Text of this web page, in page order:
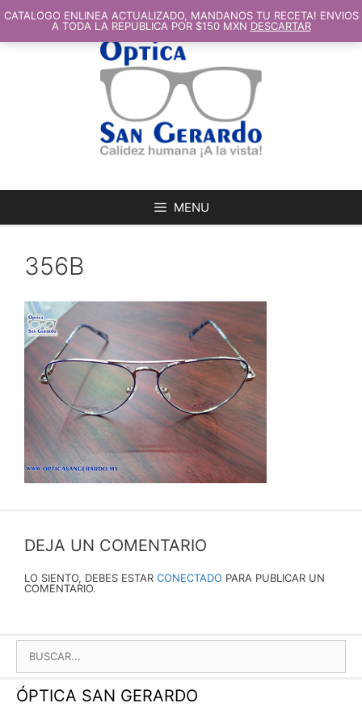
AL
CONTENIDO
MENU
356B
DEJA UN COMENTARIO
LO SIENTO, DEBES ESTAR CONECTADO PARA PUBLICAR UN
COMENTARIO.
BUSCAR:
ÓPTICA SAN GERARDO
CATALOGO ENLINEA ACTUALIZADO, MANDANOS TU RECETA! ENVIOS
A TODA LA REPUBLICA POR $150 MXN DESCARTAR